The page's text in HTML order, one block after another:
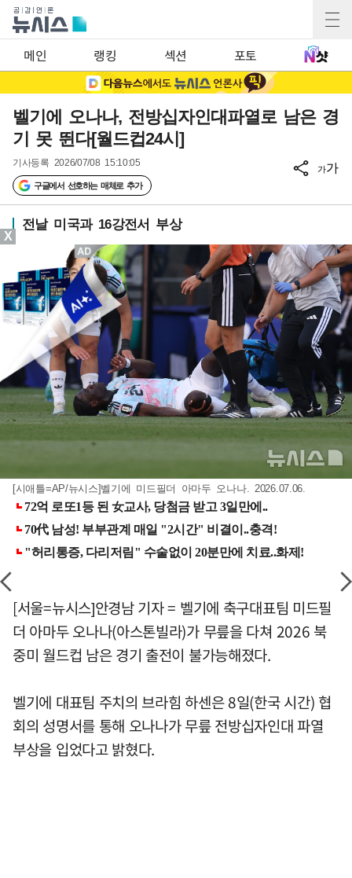
메인 랭킹 섹션 포토
벨기에 오나나, 전방십자인대파열로 남은 경
기 못 뛴다[월드컵24시]
기사등록 2026/07/08 15:10:05
구글에서 선호하는 매체로 추가
가가
전날 미국과 16강전서 부상
[시애틀=AP/뉴시스]벨기에 미드필더 아마두 오나나. 2026.07.06.
[서울=뉴시스]안경남 기자 = 벨기에 축구대표팀 미드필
더 아마두 오나나(아스톤빌라)가 무릎을 다쳐 2026 북
중미 월드컵 남은 경기 출전이 불가능해졌다.
벨기에 대표팀 주치의 브라힘 하센은 8일(한국 시간) 협
회의 성명서를 통해 오나나가 무릎 전방십자인대 파열
부상을 입었다고 밝혔다.
X